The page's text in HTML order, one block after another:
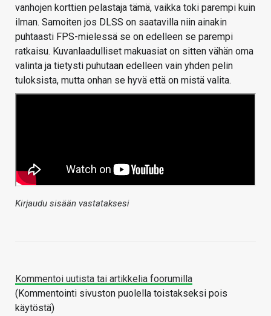
vanhojen korttien pelastaja tämä, vaikka toki parempi kuin
ilman. Samoiten jos DLSS on saatavilla niin ainakin
puhtaasti FPS-mielessä se on edelleen se parempi
ratkaisu. Kuvanlaadulliset makuasiat on sitten vähän oma
valinta ja tietysti puhutaan edelleen vain yhden pelin
tuloksista, mutta onhan se hyvä että on mistä valita.
Kirjaudu sisään vastataksesi
Kommentoi uutista tai artikkelia foorumilla
(Kommentointi sivuston puolella toistakseksi pois
käytöstä)